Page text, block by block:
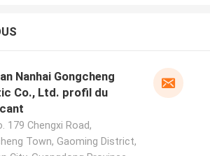
Nanhai Gongcheng
Co., Ltd. profil du
179 Chengxi Road,
Town, Gaoming District,